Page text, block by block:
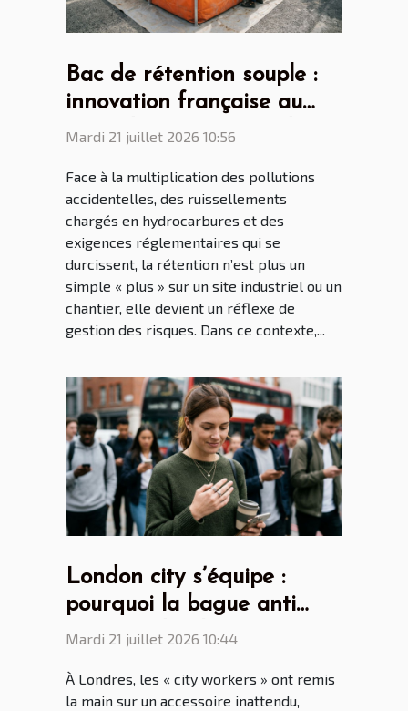
Bac de rétention souple :
innovation française au
cœur des enjeux mondiaux
Mardi 21 juillet 2026 10:56
Face à la multiplication des pollutions
accidentelles, des ruissellements
chargés en hydrocarbures et des
exigences réglementaires qui se
durcissent, la rétention n’est plus un
simple « plus » sur un site industriel ou un
chantier, elle devient un réflexe de
gestion des risques. Dans ce contexte,...
London city s’équipe :
pourquoi la bague anti
stress séduit les
Mardi 21 juillet 2026 10:44
À Londres, les « city workers » ont remis
la main sur un accessoire inattendu,